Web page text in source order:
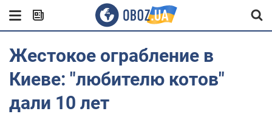
Жестокое ограбление в
Киеве: "любителю котов"
дали 10 лет